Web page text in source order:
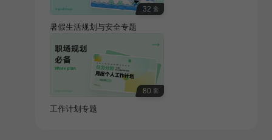
32 套
暑假生活规划与安全专题
80 套
工作计划专题